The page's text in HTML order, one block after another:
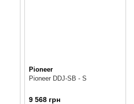
Pioneer
Pioneer DDJ-SB - S
9 568 грн